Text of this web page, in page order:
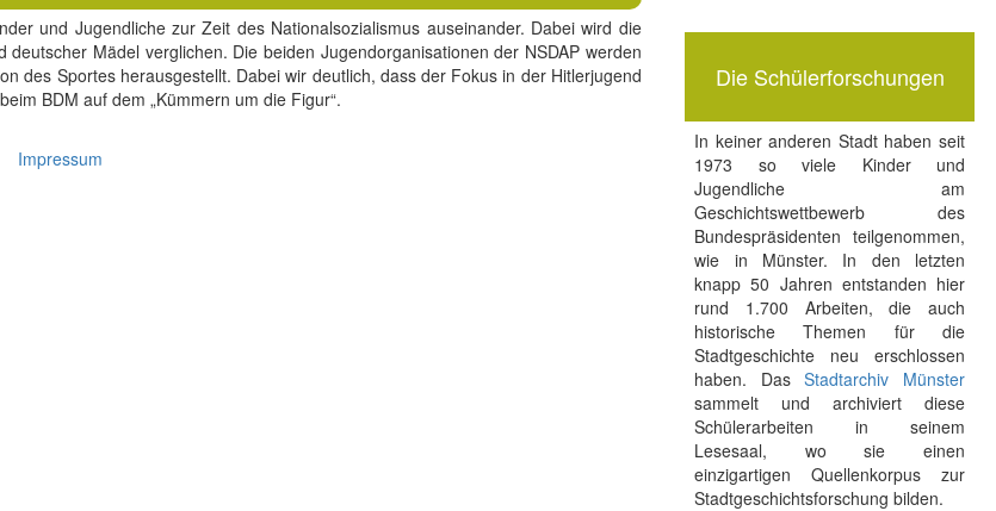
und Jugendliche zur Zeit des Nationalsozialismus auseinander. Dabei wird die
Mädel verglichen. Die beiden Jugendorganisationen der NSDAP werden
des Sportes herausgestellt. Dabei wir deutlich, dass der Fokus in der Hitlerjugend
BDM auf dem „Kümmern um die Figur“.
Die Schülerforschungen
In keiner anderen Stadt haben seit
1973 so viele Kinder und
Jugendliche am
Geschichtswettbewerb des
Bundespräsidenten teilgenommen,
wie in Münster. In den letzten
knapp 50 Jahren entstanden hier
rund 1.700 Arbeiten, die auch
historische Themen für die
Stadtgeschichte neu erschlossen
haben. DasStadtarchiv Münster
sammelt und archiviert diese
Schülerarbeiten in seinem
Lesesaal, wo sie einen
einzigartigen Quellenkorpus zur
Stadtgeschichtsforschung bilden.
Impressum